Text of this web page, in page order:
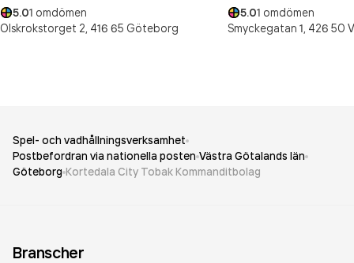
5.01 omdömen
Olskrokstorget 2, 416 65 Göteborg
5.01 omdömen
Smyckegatan 1, 426 50
Spel- och vadhållningsverksamhet
Postbefordran via nationella posten Västra Götalands län
Göteborg Kortedala City Tobak Kommanditbolag
Branscher